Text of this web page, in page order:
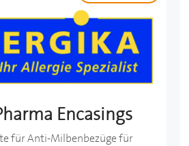
Encasings
für Anti-Milbenbezüge für